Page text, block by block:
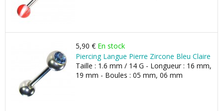
5,90 € En stock
Piercing Langue Pierre Zircone Bleu Claire
Taille : 1.6 mm / 14 G - Longueur : 16 mm,
19 mm - Boules : 05 mm, 06 mm